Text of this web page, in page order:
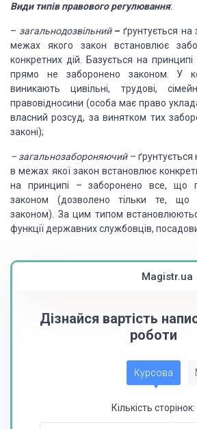
Види типів правовогорегулювання:
– загальнодозвільний–ґрунтується на
межах якого закон встановлює
конкретних дій. Базується на принципі
прямо не заборонено законом. У
виникають цивільні, трудові,
правовідносини (особа має право
власний розсуд, за винятком тих
законі);
– загальнозабороняючий– ґрунтується
в межах якої закон встановлює
на принципі – заборонено все, що
законом (дозволено тільки те, що
законом). За цим типом
функції державних службовців,
Magistr.ua
Дізнайся вартість
роботи
Курсова
Кількість сторінок: